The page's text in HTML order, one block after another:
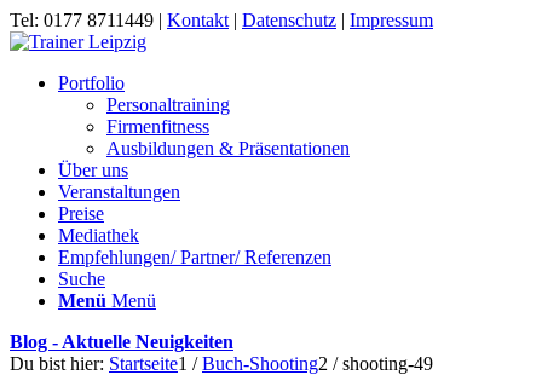
Tel: 0177 8711449 | Kontakt | Datenschutz | Impressum
Portfolio
Personaltraining
Firmenfitness
Ausbildungen & Präsentationen
Über uns
Veranstaltungen
Preise
Mediathek
Empfehlungen/ Partner/ Referenzen
Suche
Menü Menü
Blog - Aktuelle Neuigkeiten
Du bist hier: Startseite1 / Buch-Shooting2 / shooting-49